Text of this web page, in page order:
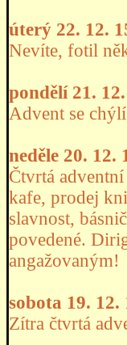
úterý 22. 12.
Nevíte, fotil
pondělí 21.
Advent se
neděle 20. 12.
Čtvrtá
kafe, prodej
slavnost,
povedené.
angažovaným!
sobota 19. 12.
Zítra čtvrtá